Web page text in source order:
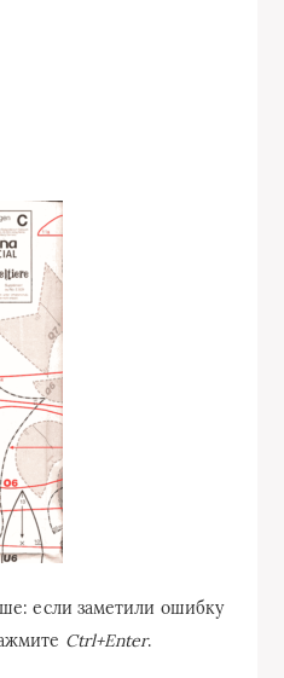
если заметили ошибку
Ctrl+Enter.